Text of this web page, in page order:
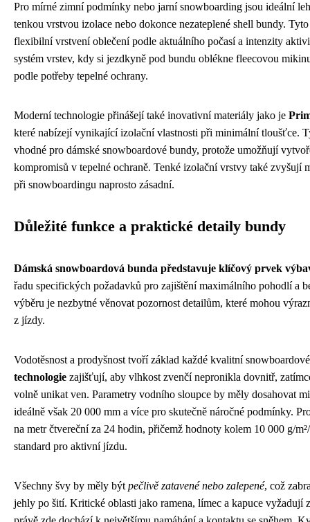
Pro mírné zimní podmínky nebo jarní snowboarding jsou ideální
tenkou vrstvou izolace nebo dokonce nezateplené shell bundy.
flexibilní vrstvení oblečení podle aktuálního počasí a intenzity
systém vrstev, kdy si jezdkyně pod bundu oblékne fleecovou
podle potřeby tepelné ochrany.
Moderní technologie přinášejí také inovativní materiály jako je
které nabízejí vynikající izolační vlastnosti při minimální tloušťce.
vhodné pro dámské snowboardové bundy, protože umožňují
kompromisů v tepelné ochraně. Tenké izolační vrstvy také zvyšují
při snowboardingu naprosto zásadní.
Důležité funkce a praktické detaily bundy
Dámská snowboardová bunda představuje klíčový prvek
řadu specifických požadavků pro zajištění maximálního pohodlí a
výběru je nezbytné věnovat pozornost detailům, které mohou
z jízdy.
Vodotěsnost a prodyšnost tvoří základ každé kvalitní
technologie zajišťují, aby vlhkost zvenčí nepronikla dovnitř,
volně unikat ven. Parametry vodního sloupce by měly dosahovat
ideálně však 20 000 mm a více pro skutečně náročné podmínky.
na metr čtvereční za 24 hodin, přičemž hodnoty kolem 10 000 g/
standard pro aktivní jízdu.
Všechny švy by měly být pečlivě zatavené nebo zalepené, což
jehly po šití. Kritické oblasti jako ramena, límec a kapuce vyžadují